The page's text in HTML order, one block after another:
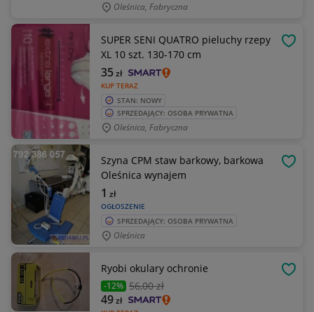
Oleśnica, Fabryczna
SUPER SENI QUATRO pieluchy rzepy
XL 10 szt. 130-170 cm
KUP TERAZ
35zł
STAN: NOWY
SPRZEDAJĄCY: OSOBA PRYWATNA
Oleśnica, Fabryczna
Szyna CPM staw barkowy, barkowa
Oleśnica wynajem
OGŁOSZENIE
1 zł
SPRZEDAJĄCY: OSOBA PRYWATNA
Oleśnica
Ryobi okulary ochronie
-12% 56,00 zł
49zł